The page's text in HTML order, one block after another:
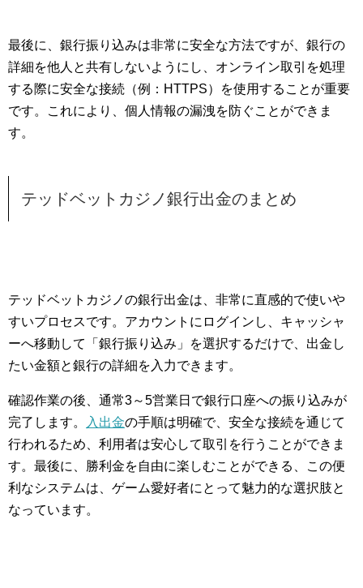
最後に、銀行振り込みは非常に安全な方法ですが、銀行の
詳細を他人と共有しないようにし、オンライン取引を処理
する際に安全な接続（例：HTTPS）を使用することが重要
です。これにより、個人情報の漏洩を防ぐことができま
す。
テッドベットカジノ銀行出金のまとめ
テッドベットカジノの銀行出金は、非常に直感的で使いや
すいプロセスです。アカウントにログインし、キャッシャ
ーへ移動して「銀行振り込み」を選択するだけで、出金し
たい金額と銀行の詳細を入力できます。
確認作業の後、通常3～5営業日で銀行口座への振り込みが
完了します。
入出金の手順は明確で、安全な接続を通じて
行われるため、利用者は安心して取引を行うことができま
す。最後に、勝利金を自由に楽しむことができる、この便
利なシステムは、ゲーム愛好者にとって魅力的な選択肢と
なっています。